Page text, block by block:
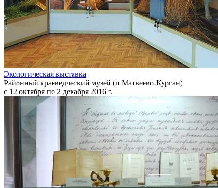
Экологическая выставка
Районный краеведческий музей (п.Матвеево-Курган)
с 12 октября по 2 декабря 2016 г.